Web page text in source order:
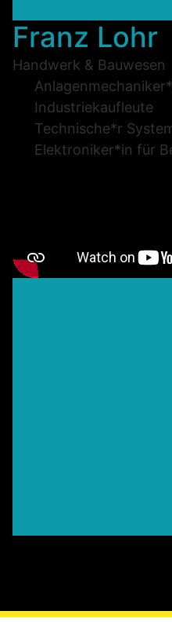
Franz Lohr
Handwerk & Bauwesen
Industriekaufleute
Technische*r
Elektroniker*in für